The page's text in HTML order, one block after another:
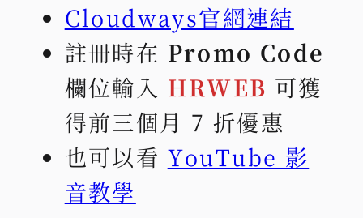
Cloudways官網連結
註冊時在 Promo Code
欄位輸入 HRWEB 可獲
得前三個月 7 折優惠
也可以看 YouTube 影
音教學